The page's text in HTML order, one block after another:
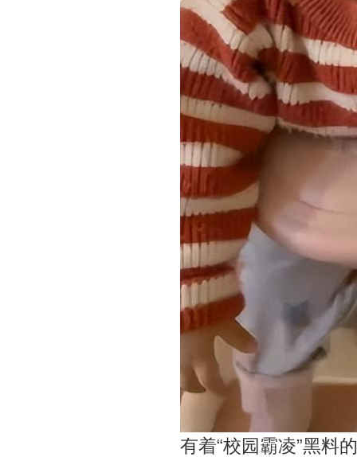
有着“校园霸凌”黑料